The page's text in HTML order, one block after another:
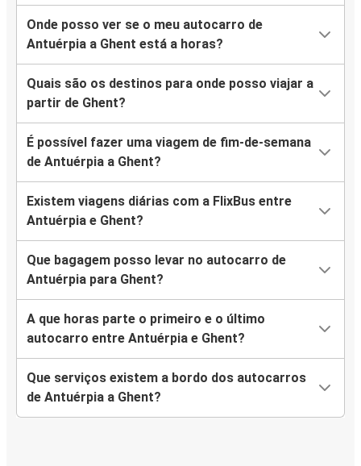
Onde posso ver se o meu autocarro de
Antuérpia a Ghent está a horas?
Quais são os destinos para onde posso viajar a
partir de Ghent?
É possível fazer uma viagem de fim-de-semana
de Antuérpia a Ghent?
Existem viagens diárias com a FlixBus entre
Antuérpia e Ghent?
Que bagagem posso levar no autocarro de
Antuérpia para Ghent?
A que horas parte o primeiro e o último
autocarro entre Antuérpia e Ghent?
Que serviços existem a bordo dos autocarros
de Antuérpia a Ghent?